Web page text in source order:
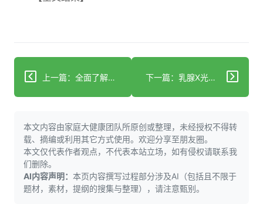
上一篇：全面了解你的心脏 下一篇：乳腺X光检查意外揭示心脏病征兆促成救命手术
本文内容由家庭大健康团队所原创或整理，未经授权不得转
载、摘编或利用其它方式使用。欢迎分享至朋友圈。
本文仅代表作者观点，不代表本站立场，如有侵权请联系我
们删除。
AI内容声明： 本页内容撰写过程部分涉及AI（包括且不限于
题材，素材，提纲的搜集与整理），请注意甄别。